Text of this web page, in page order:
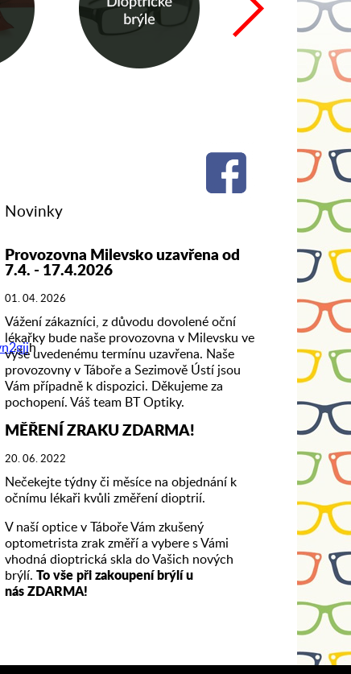
h
Novinky
Provozovna Milevsko uzavřena od
7.4. - 17.4.2026
01. 04. 2026
Vážení zákazníci, z důvodu dovolené oční
lékařky bude naše provozovna v Milevsku ve
výše uvedenému termínu uzavřena. Naše
provozovny v Táboře a Sezimově Ústí jsou
Vám případně k dispozici. Děkujeme za
pochopení. Váš team BT Optiky.
MĚŘENÍ ZRAKU ZDARMA!
20. 06. 2022
Nečekejte týdny či měsíce na objednání k
očnímu lékaři kvůli změření dioptrií.
V naší optice v Táboře Vám zkušený
optometrista zrak změří a vybere s Vámi
vhodná dioptrická skla do Vašich nových
brýlí. To vše při zakoupení brýlí u
nás ZDARMA!